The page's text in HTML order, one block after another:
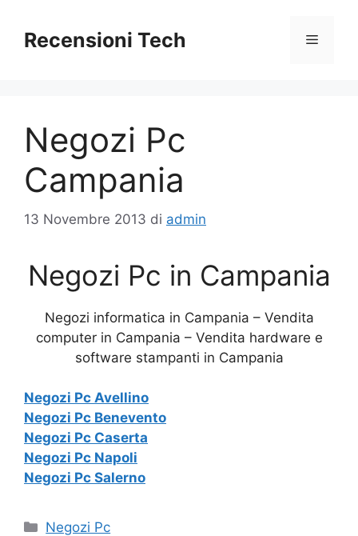
contenuto
Recensioni Tech Menu
Negozi Pc
Campania
13 Novembre 2013 di admin
Negozi Pc in Campania
Negozi informatica in Campania – Vendita
computer in Campania – Vendita hardware e
software stampanti in Campania
Negozi Pc Avellino
Negozi Pc Benevento
Negozi Pc Caserta
Negozi Pc Napoli
Negozi Pc Salerno
Categorie
Negozi Pc